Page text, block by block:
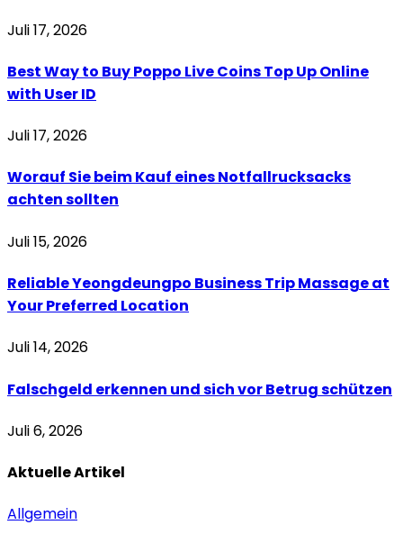
Juli 17, 2026
Best Way to Buy Poppo Live Coins Top Up Online
with User ID
Juli 17, 2026
Worauf Sie beim Kauf eines Notfallrucksacks
achten sollten
Juli 15, 2026
Reliable Yeongdeungpo Business Trip Massage at
Your Preferred Location
Juli 14, 2026
Falschgeld erkennen und sich vor Betrug schützen
Juli 6, 2026
AktuelleArtikel
Allgemein